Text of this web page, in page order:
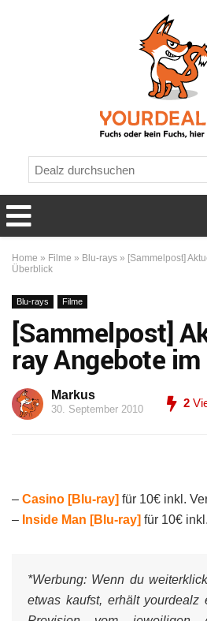
Home » Filme » Blu-rays » [Sammelpost]
Überblick
Blu-rays Filme
[Sammelpost]
ray Angebote
Markus
30. September 2010 2
– Casino [Blu-ray] für 10€ inkl.
– Inside Man [Blu-ray] für 10€
*Werbung: Wenn du
etwas kaufst, erhält yourdealz